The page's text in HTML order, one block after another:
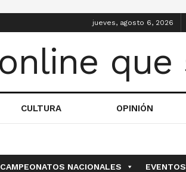
jueves, agosto 6, 2026
CULTURA OPINIÓN
CAMPEONATOS NACIONALES EVENTOS